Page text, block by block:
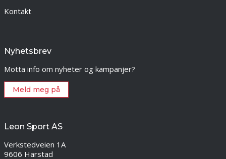
Kontakt
Nyhetsbrev
Motta info om nyheter og kampanjer?
Meld meg på
Leon Sport AS
Verkstedveien 1A
9606 Harstad